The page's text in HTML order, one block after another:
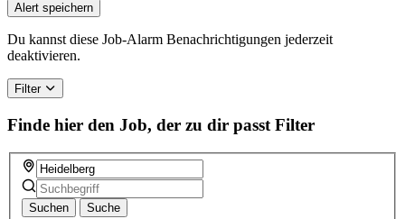
are
a
human,
ignore
field
Alert speichern
Du kannst diese Job-Alarm Benachrichtigungen jederzeit
deaktivieren.
Filter
Finde hier den Job, der zu dir passt Filter
Suchen Suche